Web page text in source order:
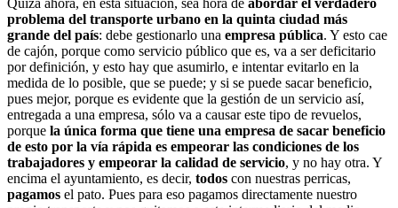
Quizá ahora, en esta situación, sea hora de abordar el verdadero
problema del transporte urbano en la quinta ciudad más
grande del país: debe gestionarlo una empresa pública. Y esto cae
de cajón, porque como servicio público que es, va a ser deficitario
por definición, y esto hay que asumirlo, e intentar evitarlo en la
medida de lo posible, que se puede; y si se puede sacar beneficio,
pues mejor, porque es evidente que la gestión de un servicio así,
entregada a una empresa, sólo va a causar este tipo de revuelos,
porque la única forma que tiene una empresa de sacar beneficio
de esto por la vía rápida es empeorar las condiciones de los
trabajadores y empeorar la calidad de servicio, y no hay otra. Y
encima el ayuntamiento, es decir, todos con nuestras perricas,
pagamos el pato. Pues para eso pagamos directamente nuestro